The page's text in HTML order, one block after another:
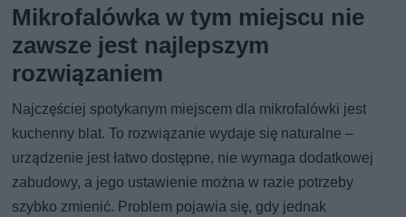
Mikrofalówka w tym miejscu nie
zawsze jest najlepszym
rozwiązaniem
Najczęściej spotykanym miejscem dla mikrofalówki jest
kuchenny blat. To rozwiązanie wydaje się naturalne –
urządzenie jest łatwo dostępne, nie wymaga dodatkowej
zabudowy, a jego ustawienie można w razie potrzeby
szybko zmienić. Problem pojawia się, gdy jednak